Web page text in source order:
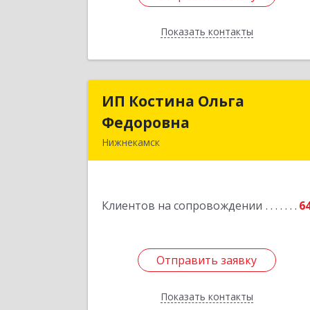
Показать контакты
Назад
ИП Костина Ольга
Федоровна
Нижнекамск
Клиентов на сопровождении
Отправить заявку
Показать контакты
ИП Костина Ольга
Отправить заявку
Назад